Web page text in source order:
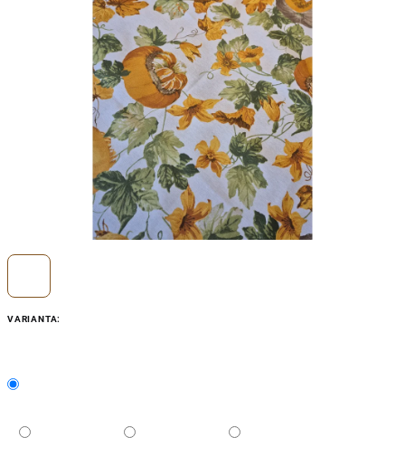
VARIANTA: